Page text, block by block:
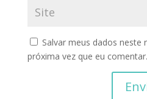
Salvar meus dados neste
próxima vez que eu comentar.